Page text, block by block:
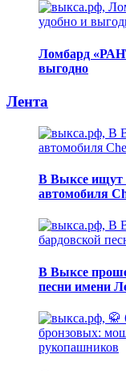
Ломбард
выгодно
Лента
В Выксе ищут
автомобиля
В Выксе
песни имени